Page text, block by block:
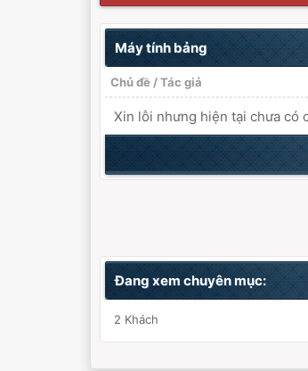
Máy tính bảng
Chủ đề/Tác giả
Xin lỗi nhưng hiện tại chưa có
Đang xem chuyên mục:
2 Khách